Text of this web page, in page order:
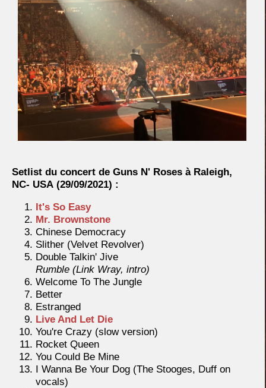
Setlist du concert de Guns N' Roses à Raleigh,
NC- USA (29/09/2021) :
It's So Easy
Mr. Brownstone
Chinese Democracy
Slither (Velvet Revolver)
Double Talkin' Jive
Rumble (Link Wray, intro)
Welcome To The Jungle
Better
Estranged
Live And Let Die
You're Crazy (slow version)
Rocket Queen
You Could Be Mine
I Wanna Be Your Dog (The Stooges, Duff on
vocals)